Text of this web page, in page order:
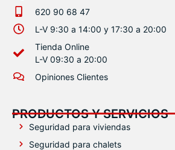
620 90 68 47
L-V 9:30 a 14:00 y 17:30 a 20:00
Tienda Online
L-V 09:30 a 20:00
Opiniones Clientes
PRODUCTOS Y SERVICIOS
Seguridad para viviendas
Seguridad para chalets